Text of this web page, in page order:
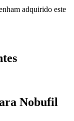
adquirido este
Nobufil